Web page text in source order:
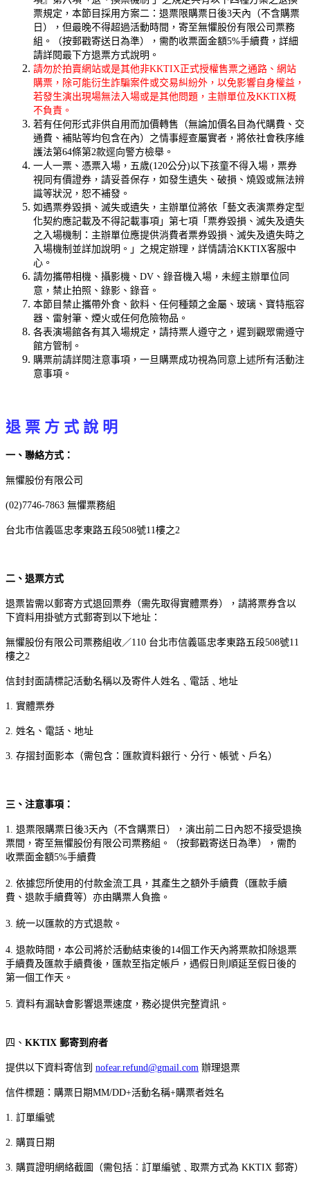
票規定，本節目採用方案二：退票限購票日後3天內（不含購票
日），但最晚不得超過活動時間，寄至無懼股份有限公司票務
組。（按郵戳寄送日為準），需酌收票面金額5%手續費，詳細
請詳閱最下方退票方式說明。
請勿於拍賣網站或是其他非KKTIX正式授權售票之通路、網站
購票，除可能衍生詐騙案件或交易糾紛外，以免影響自身權益，
若發生演出現場無法入場或是其他問題，主辦單位及KKTIX概
不負責。
若有任何形式非供自用而加價轉售（無論加價名目為代購費、交
通費、補貼等均包含在內）之情事經查屬實者，將依社會秩序維
護法第64條第2款逕向警方檢舉。
一人一票、憑票入場，五歲(120公分)以下孩童不得入場，票券
視同有價證券，請妥善保存，如發生遺失、破損、燒毀或無法辨
識等狀況，恕不補發。
如遇票券毀損、滅失或遺失，主辦單位將依「藝文表演票券定型
化契約應記載及不得記載事項」第七項「票券毀損、滅失及遺失
之入場機制：主辦單位應提供消費者票券毀損、滅失及遺失時之
入場機制並詳加說明。」之規定辦理，詳情請洽KKTIX客服中
心。
請勿攜帶相機、攝影機、DV、錄音機入場，未經主辦單位同
意，禁止拍照、錄影、錄音。
本節目禁止攜帶外食、飲料、任何種類之金屬、玻璃、寶特瓶容
器、雷射筆、煙火或任何危險物品。
各表演場館各有其入場規定，請持票人遵守之，遲到觀眾需遵守
館方管制。
購票前請詳閱注意事項，一旦購票成功視為同意上述所有活動注
意事項。
退 票 方 式 說 明
一、聯絡方式：
無懼股份有限公司
(02)7746-7863 無懼票務組
台北市信義區忠孝東路五段508號11樓之2
二、退票方式
退票皆需以郵寄方式退回票券（需先取得實體票券），請將票券含以
下資料用掛號方式郵寄到以下地址：
無懼股份有限公司票務組收／110 台北市信義區忠孝東路五段508號11
樓之2
信封封面請標記活動名稱以及寄件人姓名﹑電話﹑地址
1. 實體票券
2. 姓名、電話、地址
3. 存摺封面影本（需包含：匯款資料銀行、分行、帳號、戶名）
三、注意事項：
1. 退票限購票日後3天內（不含購票日）， 演出前二日內恕不接受退換
票間，寄至無懼股份有限公司票務組。（按郵戳寄送日為準），需酌
收票面金額5%手續費
2. 依據您所使用的付款金流工具，其產生之額外手續費（匯款手續
費、退款手續費等）亦由購票人負擔。
3. 統一以匯款的方式退款。
4. 退款時間，本公司將於活動結束後的14個工作天內將票款扣除退票
手續費及匯款手續費後，匯款至指定帳戶，遇假日則順延至假日後的
第一個工作天。
5. 資料有漏缺會影響退票速度，務必提供完整資訊。
四、 KKTIX 郵寄到府者
提供以下資料寄信到 nofear.refund@gmail.com 辦理退票
信件標題：購票日期MM/DD+活動名稱+購票者姓名
1. 訂單編號
2. 購買日期
3. 購買證明網絡截圖（需包括︰訂單編號﹑取票方式為 KKTIX 郵寄）